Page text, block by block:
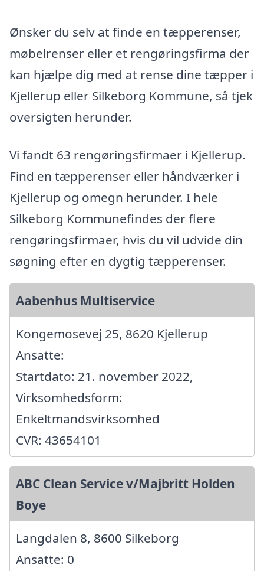
Ønsker du selv at finde en tæpperenser,
møbelrenser eller et rengøringsfirma der
kan hjælpe dig med at rense dine tæpper i
Kjellerup eller Silkeborg Kommune, så tjek
oversigten herunder.
Vi fandt 63 rengøringsfirmaer i Kjellerup.
Find en tæpperenser eller håndværker i
Kjellerup og omegn herunder. I hele
Silkeborg Kommunefindes der flere
rengøringsfirmaer, hvis du vil udvide din
søgning efter en dygtig tæpperenser.
Aabenhus Multiservice
Kongemosevej 25, 8620 Kjellerup
Ansatte:
Startdato: 21. november 2022,
Virksomhedsform:
Enkeltmandsvirksomhed
CVR: 43654101
ABC Clean Service v/Majbritt Holden
Boye
Langdalen 8, 8600 Silkeborg
Ansatte: 0